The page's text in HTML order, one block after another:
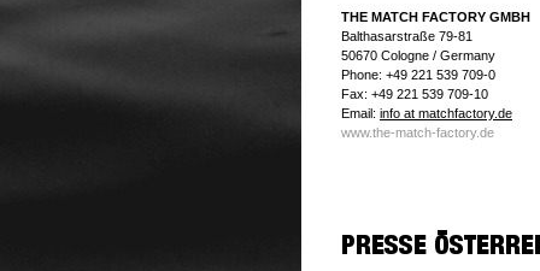
THE MATCH FACTORY GMBH
Balthasarstraße 79-81
50670 Cologne / Germany
Phone: +49 221 539 709-0
Fax: +49 221 539 709-10
Email: info at matchfactory.de
www.the-match-factory.de